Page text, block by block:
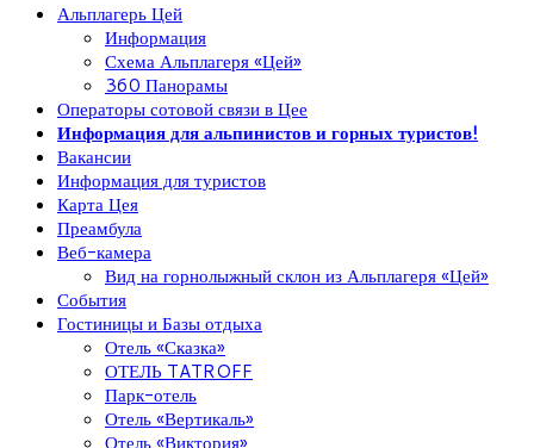
Альплагерь Цей
Информация
Схема Альплагеря «Цей»
360 Панорамы
Операторы сотовой связи в Цее
Информация для альпинистов и горных туристов!
Вакансии
Информация для туристов
Карта Цея
Преамбула
Веб-камера
Вид на горнолыжный склон из Альплагеря «Цей»
События
Гостиницы и Базы отдыха
Отель «Сказка»
ОТЕЛЬ TATROFF
Парк-отель
Отель «Вертикаль»
Отель «Виктория»